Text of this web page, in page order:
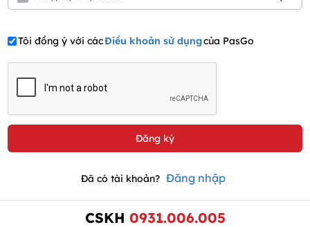
Tôi đồng ý với cácĐiều khoản sử dụngcủa PasGo
Đã có tài khoản? Đăng nhập
CSKH 0931.006.005